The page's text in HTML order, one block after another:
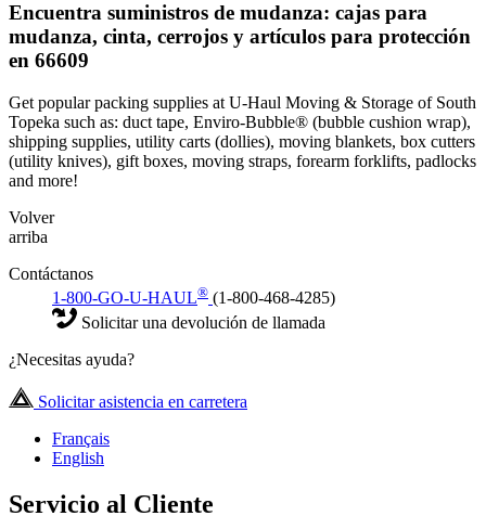
Encuentra suministros de mudanza: cajas para
mudanza, cinta, cerrojos y artículos para protección
en 66609
Get popular packing supplies at U-Haul Moving & Storage of South
Topeka such as: duct tape, Enviro-Bubble® (bubble cushion wrap),
shipping supplies, utility carts (dollies), moving blankets, box cutters
(utility knives), gift boxes, moving straps, forearm forklifts, padlocks
and more!
Volver
arriba
Contáctanos
1-800-GO-U-HAUL® (1-800-468-4285)
Solicitar una devolución de llamada
¿Necesitas ayuda?
Solicitar asistencia en carretera
Français
English
Servicio al Cliente